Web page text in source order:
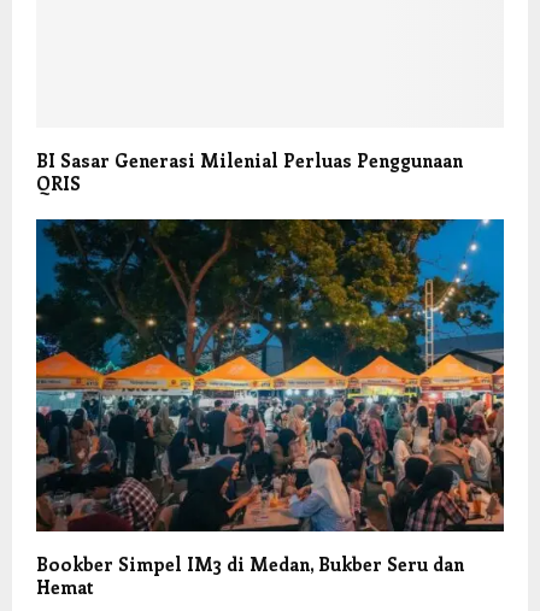
BI Sasar Generasi Milenial Perluas Penggunaan
QRIS
Bookber Simpel IM3 di Medan, Bukber Seru dan
Hemat